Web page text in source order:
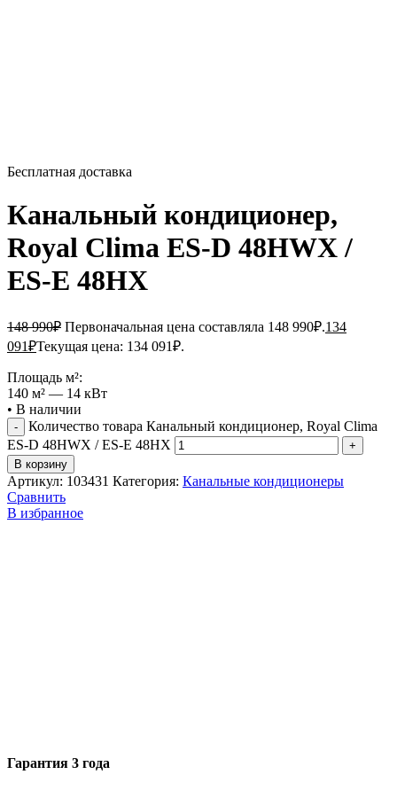
Бесплатная доставка
Канальный кондиционер,
Royal Clima ES-D 48HWX /
ES-E 48HX
148 990₽ Первоначальная цена составляла 148 990₽.134
091₽Текущая цена: 134 091₽.
Площадь м²:
140 м² — 14 кВт
• В наличии
Количество товара Канальный кондиционер, Royal Clima
ES-D 48HWX / ES-E 48HX
В корзину
Артикул: 103431 Категория: Канальные кондиционеры
Сравнить
В избранное
Гарантия 3 года